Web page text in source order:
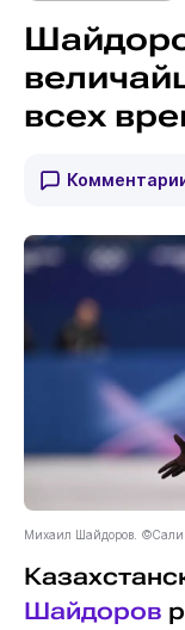
всех
Михаил Шайдоров.
Шайдоров